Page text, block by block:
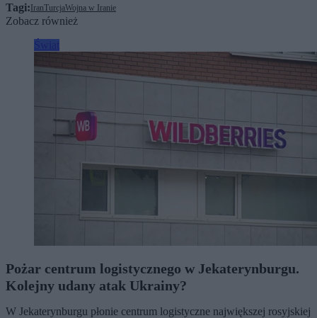
Tagi:IranTurcjaWojna w Iranie
Zobacz również
Pożar centrum logistycznego w Jekaterynburgu.
Kolejny udany atak Ukrainy?
W Jekaterynburgu płonie centrum logistyczne największej rosyjskiej